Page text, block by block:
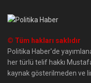
© Tüm hakları saklıdır
Politika Haber'de
her türlü telif hakkı
kaynak gösterilmeden ve